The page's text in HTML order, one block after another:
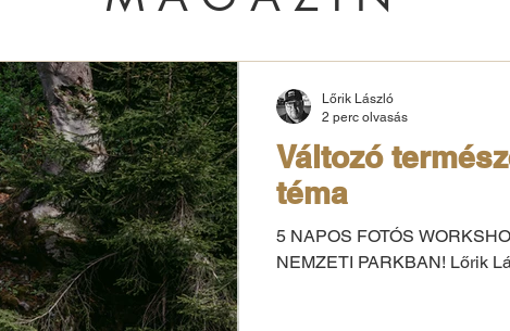
Változó
téma
5 NAPOS FOTÓS
NEMZETI PARKBAN! Lőrik
Lőrik László
2 perc olvasás